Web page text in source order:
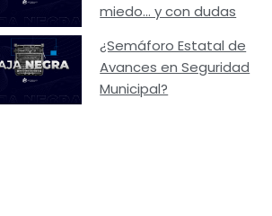
miedo… y con dudas
¿Semáforo Estatal de
Avances en Seguridad
Municipal?